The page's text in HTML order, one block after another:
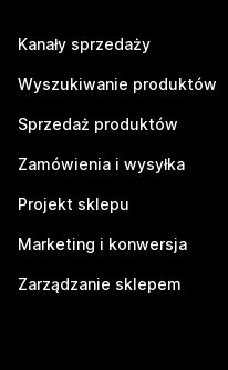
Kanały sprzedaży
Wyszukiwanie produktów
Sprzedaż produktów
Zamówienia i wysyłka
Projekt sklepu
Marketing i konwersja
Zarządzanie sklepem